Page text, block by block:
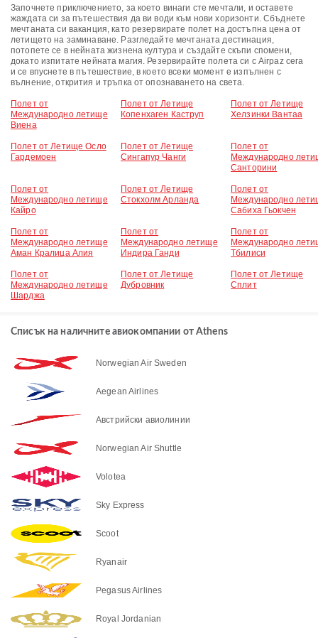
Започнете приключението, за което винаги сте мечтали, и оставете
жаждата си за пътешествия да ви води към нови хоризонти. Сбъднете
мечтаната си ваканция, като резервирате полет на достъпна цена от
летището на заминаване. Разгледайте мечтаната дестинация,
потопете се в нейната жизнена култура и създайте скъпи спомени,
докато изпитате нейната магия. Резервирайте полета си с Airpaz сега
и се впуснете в пътешествие, в което всеки момент е изпълнен с
вълнение, открития и тръпка от опознаването на света.
Полет от
Международно летище
Виена
Полет от Летище
Копенхаген Каструп
Полет от Летище
Хелзинки Вантаа
Полет от Летище Осло
Гардемоен
Полет от Летище
Сингапур Чанги
Полет от
Международно
Санторини
Полет от
Международно летище
Кайро
Полет от Летище
Стокхолм Арланда
Полет от
Международно
Сабиха Гьокчен
Полет от
Международно летище
Аман Кралица Алия
Полет от
Международно летище
Индира Ганди
Полет от
Международно
Тбилиси
Полет от
Международно летище
Шарджа
Полет от Летище
Дубровник
Полет от Летище
Сплит
Списък на наличните авиокомпании от Athens
Norwegian Air Sweden
Aegean Airlines
Австрийски авиолинии
Norwegian Air Shuttle
Volotea
Sky Express
Scoot
Ryanair
Pegasus Airlines
Royal Jordanian